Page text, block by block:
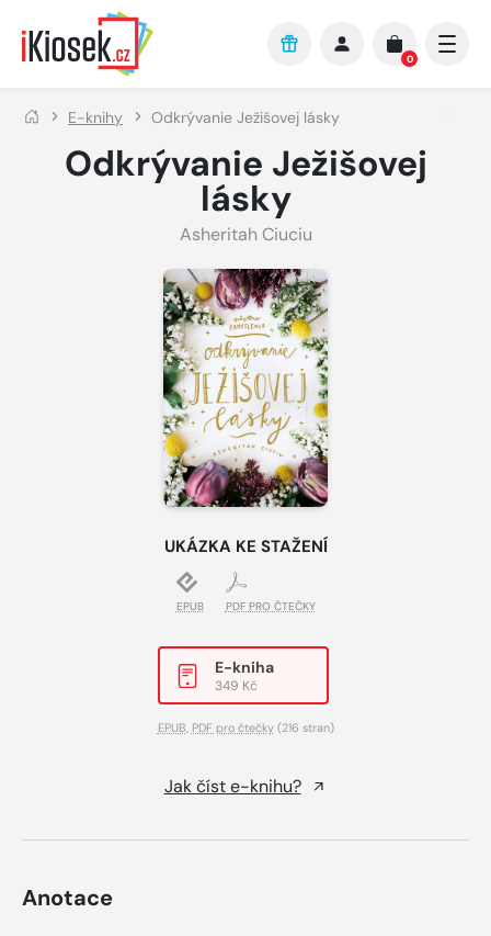
Přejít na hlavní obsah
0
E-knihy Odkrývanie Ježišovej lásky
Odkrývanie Ježišovej
lásky
Asheritah Ciuciu
UKÁZKA KE STAŽENÍ
EPUB PDF PRO ČTEČKY
E-kniha
349 Kč
EPUB, PDF pro čtečky(216 stran)
Jak číst e-knihu?
Anotace